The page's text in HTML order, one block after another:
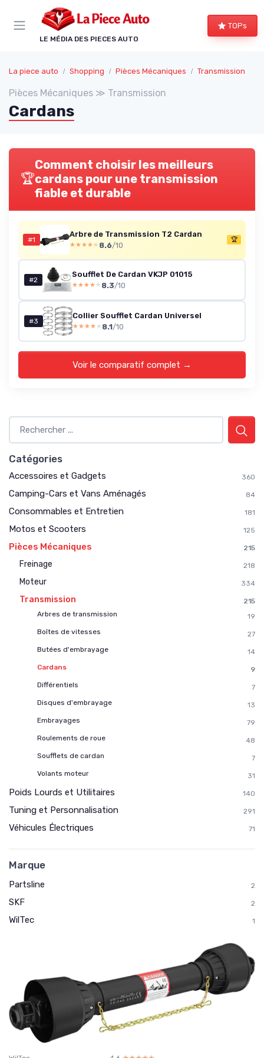
LE MÉDIA DES PIECES AUTO
TOPs
La piece auto Shopping Pièces Mécaniques Transmission
Pièces Mécaniques ≫ Transmission
Cardans
🏆
Comment choisir les meilleurs
cardans pour une transmission
fiable et durable
#1
Arbre de Transmission T2 Cardan
★★★★★
★★★★★ 8.6/10
🏆
#2
Soufflet De Cardan VKJP 01015
★★★★★
★★★★★ 8.3/10
#3
Collier Soufflet Cardan Universel
★★★★★
★★★★★ 8.1/10
Voir le comparatif complet →
Catégories
Accessoires et Gadgets 360
Camping-Cars et Vans Aménagés 84
Consommables et Entretien 181
Motos et Scooters 125
Pièces Mécaniques 215
Freinage 218
Moteur 334
Transmission
215
Arbres de transmission
19
Boîtes de vitesses
27
Butées d'embrayage
14
Cardans
9
Différentiels
7
Disques d'embrayage
13
Embrayages
79
Roulements de roue
48
Soufflets de cardan
7
Volants moteur
31
Poids Lourds et Utilitaires 140
Tuning et Personnalisation 291
Véhicules Électriques 71
Marque
Partsline 2
SKF 2
WilTec 1
Panneau de gestion des cookies